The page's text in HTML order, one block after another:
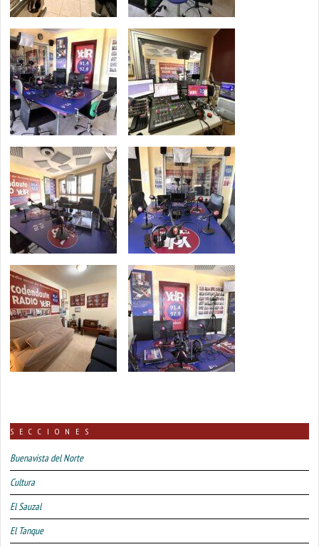
SECCIONES
Buenavista del Norte
Cultura
El Sauzal
El Tanque